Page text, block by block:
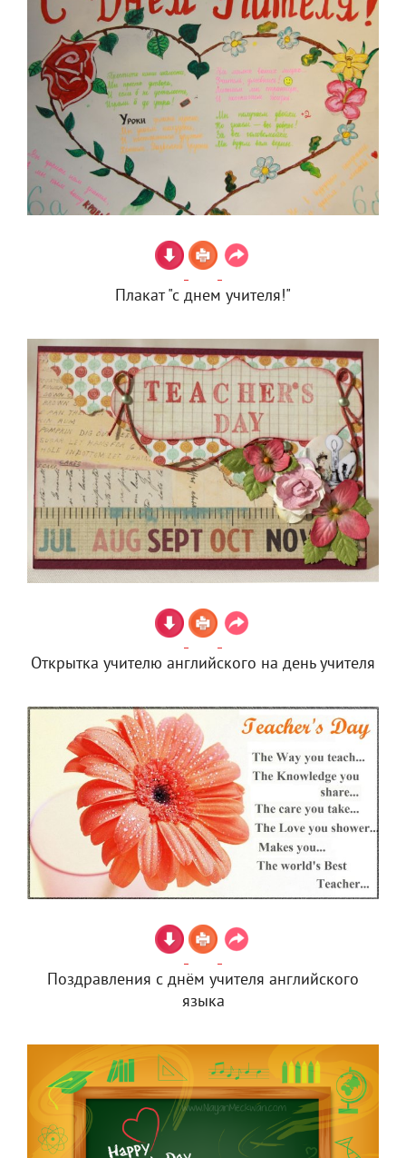
Плакат "с днем учителя!"
Открытка учителю английского на день учителя
Поздравления с днём учителя английского
языка